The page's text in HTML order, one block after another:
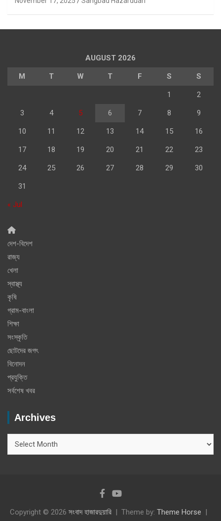
AUGUST 2026
M T W T F S S
1 2
3 4 5 6 7 8 9
10 11 12 13 14 15 16
17 18 19 20 21 22 23
24 25 26 27 28 29 30
31
« Jul
দেশ-বিদেশ
রাজ্য
খেলা
স্বাস্থ্য
কৃষি
গ্রাম-বাংলা
শিক্ষা
সংস্কৃতি
ছোটদের জগৎ
বিনোদন
প্রযুক্তি
সর্বশেষ খবর
Archives
Copyright © 2026 সংবাদ হাজারদুয়ারি Theme by: Theme Horse